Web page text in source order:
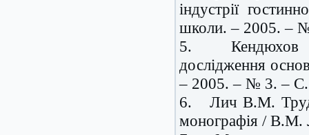
індустрії
школи. – 2005. –
5.Кендюхов
дослідження
– 2005. – № 3. –
6. Лич В.М.
монографія / В.М.